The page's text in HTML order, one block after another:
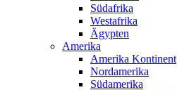
Südafrika
Westafrika
Ägypten
Amerika
Amerika Kontinent
Nordamerika
Südamerika